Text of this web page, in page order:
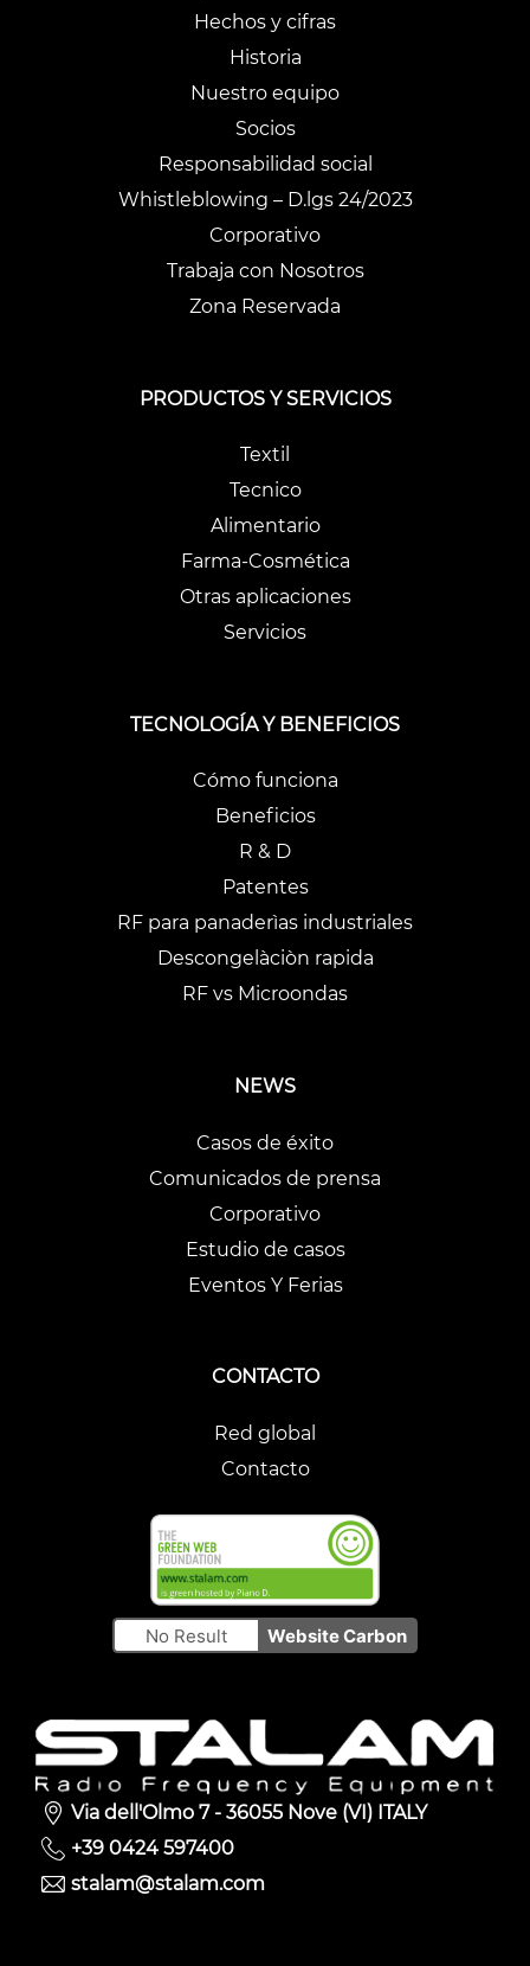
Hechos y cifras
Historia
Nuestro equipo
Socios
Responsabilidad social
Whistleblowing – D.lgs 24/2023
Corporativo
Trabaja con Nosotros
Zona Reservada
PRODUCTOS Y SERVICIOS
Textil
Tecnico
Alimentario
Farma-Cosmética
Otras aplicaciones
Servicios
TECNOLOGÍA Y BENEFICIOS
Cómo funciona
Beneficios
R & D
Patentes
RF para panaderìas industriales
Descongelàciòn rapida
RF vs Microondas
NEWS
Casos de éxito
Comunicados de prensa
Corporativo
Estudio de casos
Eventos Y Ferias
CONTACTO
Red global
Contacto
No Result Website Carbon
Via dell'Olmo 7 - 36055 Nove (VI) ITALY
+39 0424 597400
stalam@stalam.com